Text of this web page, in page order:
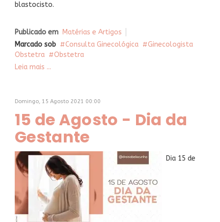
blastocisto.
Publicado em Matérias e Artigos
Marcado sob
Consulta Ginecológica
Ginecologista
Obstetra
Obstetra
Leia mais ...
Domingo, 15 Agosto 2021 00:00
15 de Agosto - Dia da
Gestante
Dia 15 de